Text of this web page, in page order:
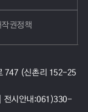
권정책
747 (신촌리 152-25
전시안내:061)330-